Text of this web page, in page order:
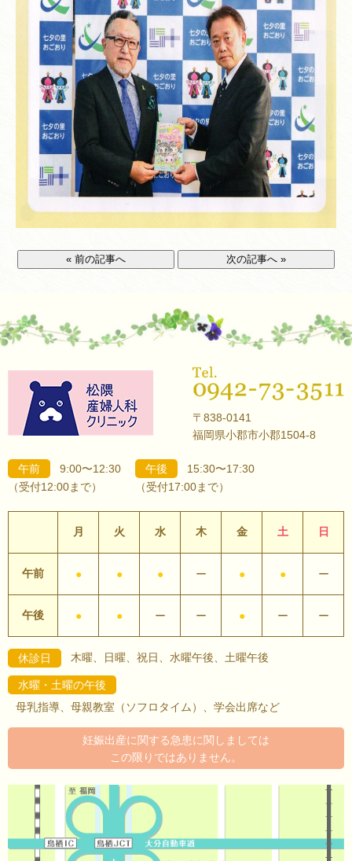
« 前の記事へ 次の記事へ »
〒838-0141
福岡県小郡市小郡1504-8
午前
9:00〜12:30
（受付12:00まで）
午後
15:30〜17:30
（受付17:00まで）
月 火 水 木 金 土 日
午前 ● ● ● ー ● ● ー
午後 ● ● ー ー ● ー ー
休診日 木曜、日曜、祝日、水曜午後、土曜午後
水曜・土曜の午後
母乳指導、母親教室（ソフロタイム）、学会出席など
妊娠出産に関する急患に関しましては
この限りではありません。